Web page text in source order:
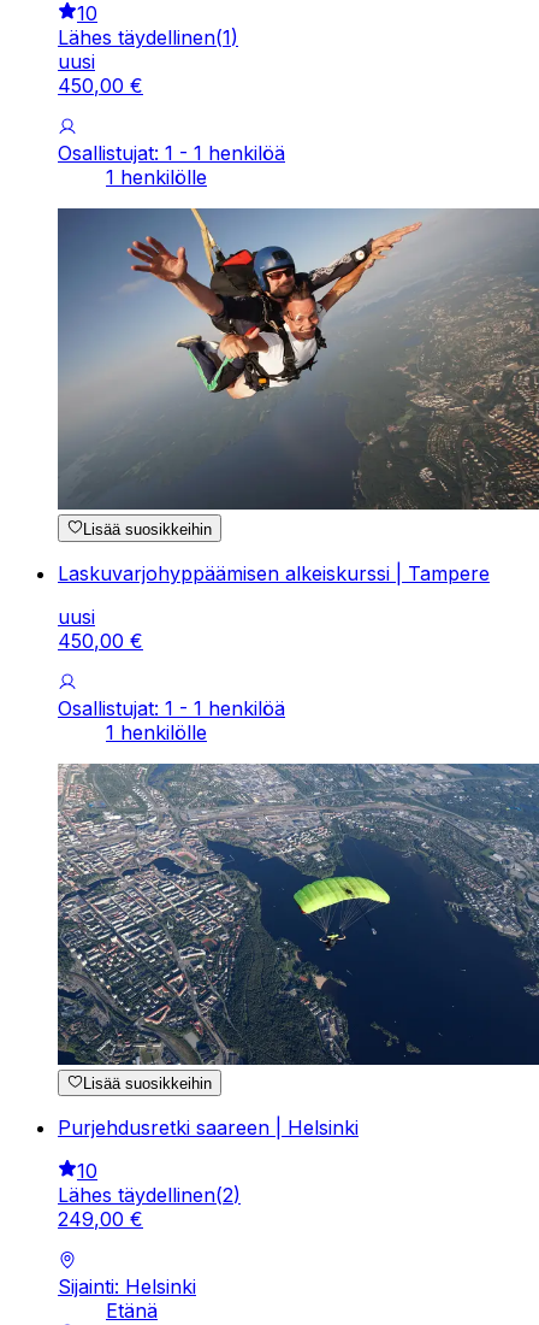
10
Lähes täydellinen(1)
uusi
450,00 €
Osallistujat: 1 - 1 henkilöä
1 henkilölle
Lisää suosikkeihin
Laskuvarjohyppäämisen alkeiskurssi | Tampere
uusi
450,00 €
Osallistujat: 1 - 1 henkilöä
1 henkilölle
Lisää suosikkeihin
Purjehdusretki saareen | Helsinki
10
Lähes täydellinen(2)
249,00 €
Sijainti: Helsinki
Etänä